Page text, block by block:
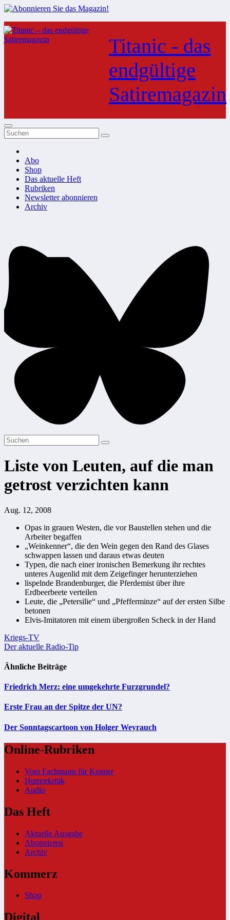
Zum
Inhalt
springen
Titanic - das
endgültige
Satiremagazin
Abo
Shop
Das aktuelle Heft
Rubriken
Newsletter abonnieren
Archiv
Liste von Leuten, auf die man
getrost verzichten kann
Aug. 12, 2008
Opas in grauen Westen, die vor Baustellen stehen und die
Arbeiter begaffen
„Weinkenner“, die den Wein gegen den Rand des Glases
schwappen lassen und daraus etwas deuten
Typen, die nach einer ironischen Bemerkung ihr rechtes
unteres Augenlid mit dem Zeigefinger herunterziehen
lispelnde Brandenburger, die Pferdemist über ihre
Erdbeerbeete verteilen
Leute, die „Petersilie“ und „Pfefferminze“ auf der ersten Silbe
betonen
Elvis-Imitatoren mit einem übergroßen Scheck in der Hand
Beitragsnavigation
Kriegs-TV
Der aktuelle Radio-Tip
Ähnliche Beiträge
Friedrich Merz: eine umgekehrte Furzgrundel?
Erste Frau an der Spitze der UN?
Der Sonntagscartoon von Holger Weyrauch
Online-Rubriken
Vom Fachmann für Kenner
Humorkritik
Audio
Das Heft
Aktuelle Ausgabe
Abonnieren
Archiv
Kommerz
Shop
Digital